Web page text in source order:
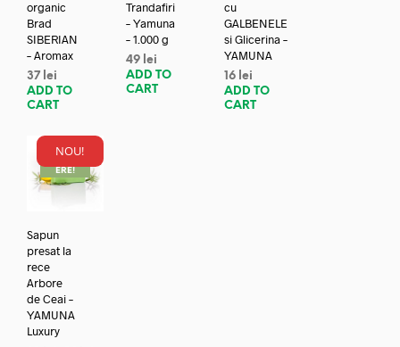
organic
Brad
SIBERIAN
– Aromax
37 lei
ADD TO
CART
Trandafiri
– Yamuna
– 1.000 g
49 lei
ADD TO
CART
cu
GALBENELE
si Glicerina –
YAMUNA
16 lei
ADD TO
CART
NOU!
REDUC
ERE!
Sapun
presat la
rece
Arbore
de Ceai –
YAMUNA
Luxury